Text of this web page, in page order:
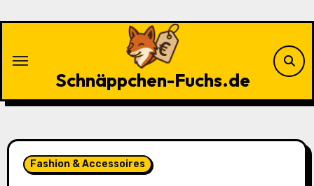
Schnäppchen-Fuchs.de
Fashion & Accessoires